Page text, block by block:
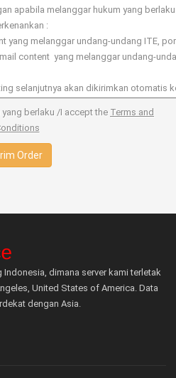
berlaku /I accept the Terms and
dimana server kami terletak
United States of America. Data
dengan Asia.